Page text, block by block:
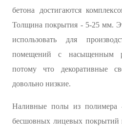
бетона достигаются
Толщина покрытия - 5-25 мм.
использовать для
помещений с насыщенным
потому что декоративные
довольно низкие.
Наливные полы из
бесшовных лицевых